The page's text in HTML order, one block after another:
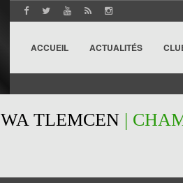
ACCUEIL ACTUALITÉS
WA TLEMCEN |